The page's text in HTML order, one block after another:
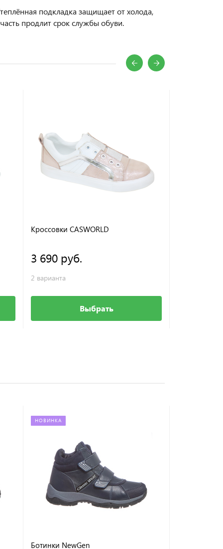
подкладка защищает от холода,
продлит срок службы обуви.
Кроссовки CASWORLD
3 690 руб.
2 варианта
Выбрать
НОВИНКА
Ботинки NewGen